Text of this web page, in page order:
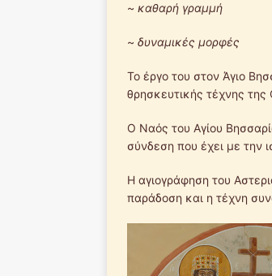
~ καθαρή γραμμή
~ δυναμικές μορφές
Το έργο του στον Άγιο
θρησκευτικής τέχνης
Ο Ναός του Αγίου
σύνδεση που έχει με την
Η αγιογράφηση του
παράδοση και η τέχνη